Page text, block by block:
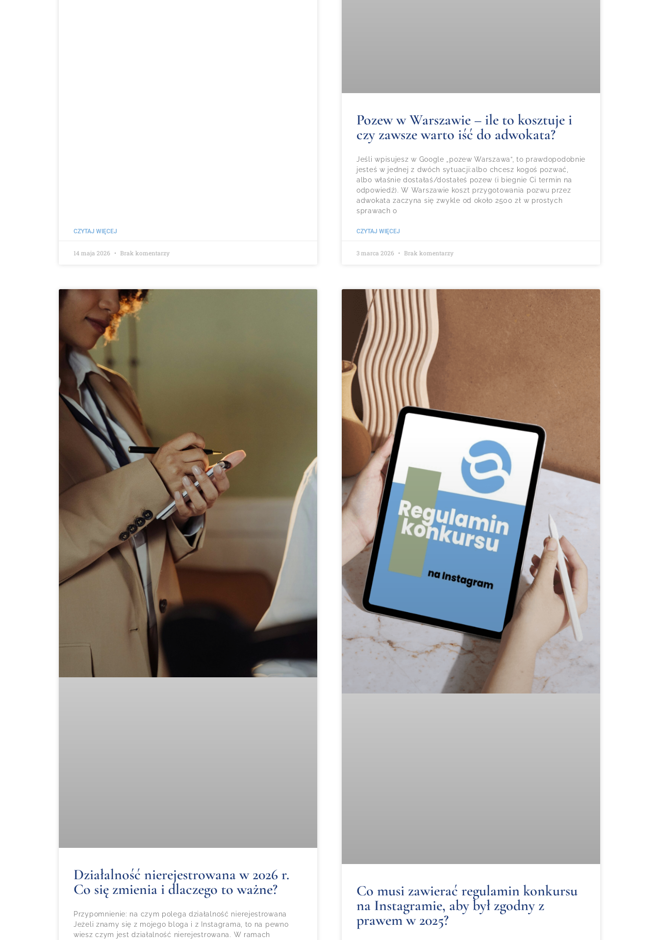
CZYTAJ WIĘCEJ
14 maja 2026 Brak komentarzy
Pozew w Warszawie – ile to kosztuje i
czy zawsze warto iść do adwokata?
Jeśli wpisujesz w Google „pozew Warszawa”, to prawdopodobnie
jesteś w jednej z dwóch sytuacji:albo chcesz kogoś pozwać,
albo właśnie dostałaś/dostałeś pozew (i biegnie Ci termin na
odpowiedź). W Warszawie koszt przygotowania pozwu przez
adwokata zaczyna się zwykle od około 2500 zł w prostych
sprawach o
CZYTAJ WIĘCEJ
3 marca 2026 Brak komentarzy
Działalność nierejestrowana w 2026 r.
Co się zmienia i dlaczego to ważne?
Przypomnienie: na czym polega działalność nierejestrowana
Jeżeli znamy się z mojego bloga i z Instagrama, to na pewno
wiesz czym jest działalność nierejestrowana. W ramach
Co musi zawierać regulamin konkursu
na Instagramie, aby był zgodny z
prawem w 2025?